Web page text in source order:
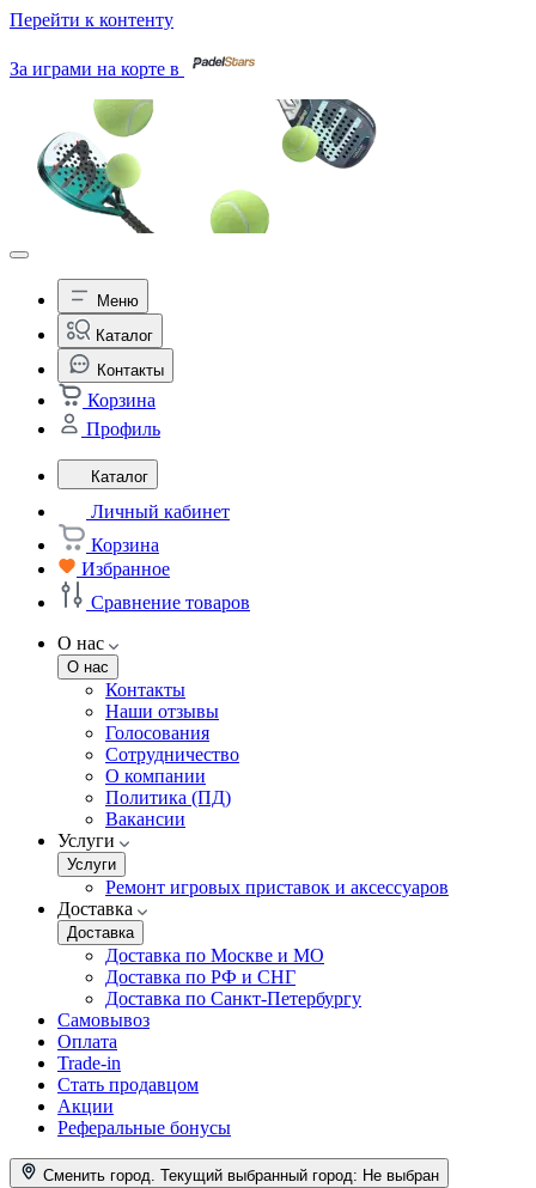
Перейти к контенту
За играми на корте в
Меню
Каталог
Контакты
Корзина
Профиль
Каталог
Личный кабинет
Корзина
Избранное
Сравнение товаров
О нас
О нас
Контакты
Наши отзывы
Голосования
Сотрудничество
О компании
Политика (ПД)
Вакансии
Услуги
Услуги
Ремонт игровых приставок и аксессуаров
Доставка
Доставка
Доставка по Москве и МО
Доставка по РФ и СНГ
Доставка по Санкт-Петербургу
Самовывоз
Оплата
Trade-in
Стать продавцом
Акции
Реферальные бонусы
Сменить город. Текущий выбранный город: Не выбран